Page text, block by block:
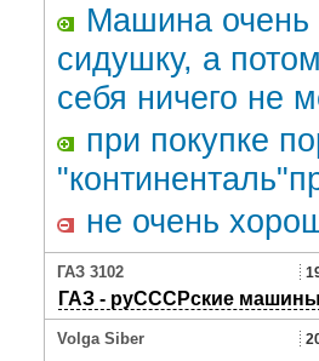
Машина очень
сидушку, а
себя ничего не
при покупке
не очень
ГАЗ 3102
ГАЗ - руСССРские
Volga Siber